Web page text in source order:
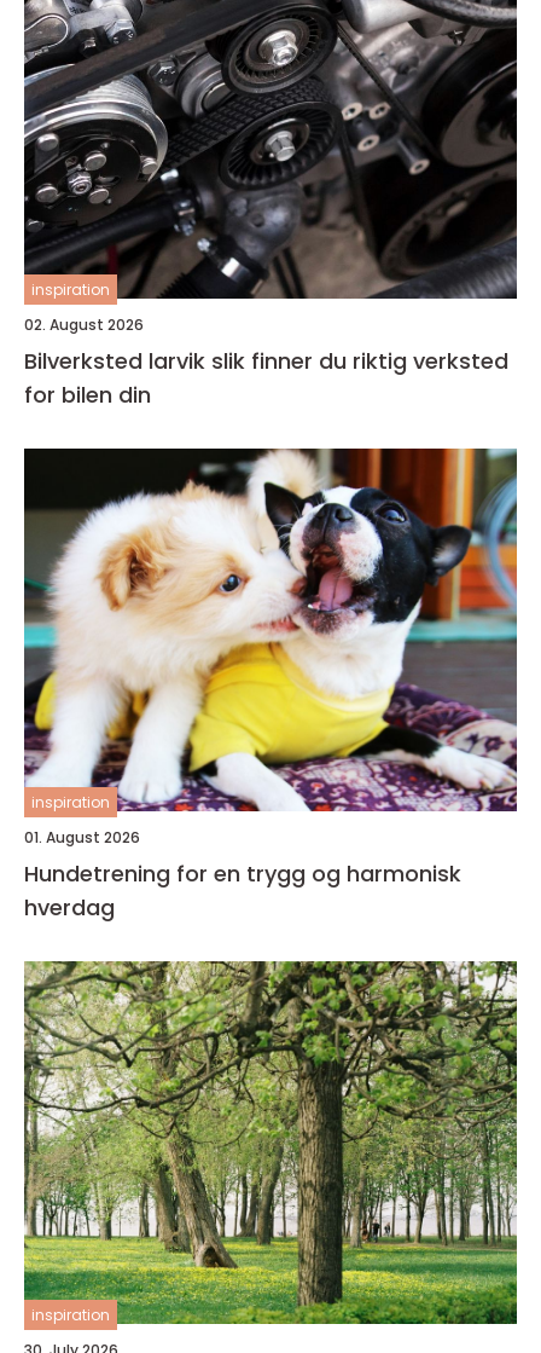
inspiration
02. August 2026
Bilverksted larvik slik finner du riktig verksted
for bilen din
inspiration
01. August 2026
Hundetrening for en trygg og harmonisk
hverdag
inspiration